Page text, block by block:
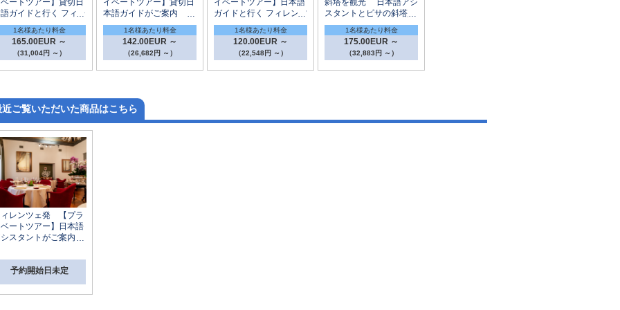
ガイドと行く フィレ
ェ半日市内観光 ～
ィッツィ美術館とヴ
ーリの回廊入場
1名様あたり料金
165.00EUR ～
（31,004円 ～）
本語ガイドがご案内 ウ
フィツィ美術館とアカデ
ミア美術館 半日観光
1名様あたり料金
142.00EUR ～
（26,682円 ～）
ガイドと行く フィレンツ
エ半日市内観光とウフィ
ツィ美術館入場見学
1名様あたり料金
120.00EUR ～
（22,548円 ～）
スタントとピサの斜塔入
場付き
1名様あたり料金
175.00EUR ～
（32,883円 ～）
近ご覧いただいた商品はこちら
レンツェ発 【プラ
ートツアー】日本語
スタントがご案内
ツェを代表するレス
ン・1973年創業
での夕食
予約開始日未定